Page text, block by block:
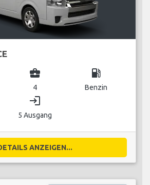
business_center
4
local_gas_station
Benzin
login
5 Ausgang
ANZEIGEN...